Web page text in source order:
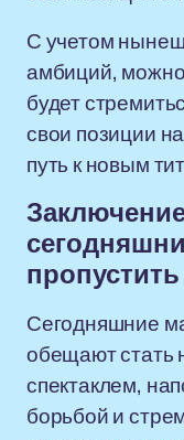
С учетом
амбиций,
будет
свои позиции
путь к новым
пропустить
Сегодняшние
обещают
спектаклем,
борьбой и